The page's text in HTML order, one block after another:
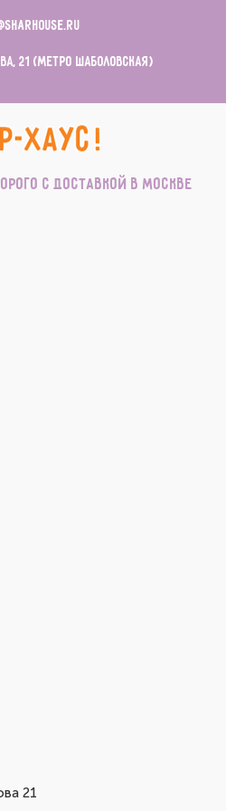
21 (метро Шаболовская)
с доставкой в Москве
21